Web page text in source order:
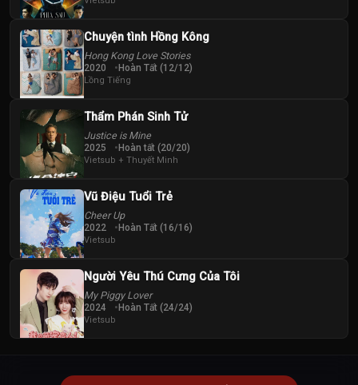
Chuyện tình Hồng Kông
Hong Kong Love Stories
2020 Hoàn Tất (12/12)
Lồng Tiếng
Thẩm Phán Sinh Tử
Justice is Mine
2025 Hoàn tất (20/20)
Vietsub + Thuyết Minh
Vũ Điệu Tuổi Trẻ
Cheer Up
2022 Hoàn Tất (16/16)
Vietsub
Người Yêu Thú Cưng Của Tôi
My Piggy Lover
2024 Hoàn Tất (24/24)
Vietsub